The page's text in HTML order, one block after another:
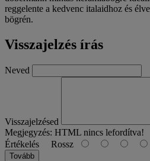
reggelente a kedvenc italaidhoz és
bögrén.
Visszajelzés írás
Neved
Visszajelzésed
Megjegyzés: HTML nincs lefordítva!
Értékelés Rossz
Tovább